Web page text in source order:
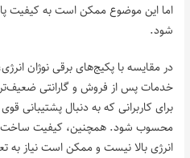
اما این موضوع ممکن است به کیفیت
شود.
در مقایسه با پکیج‌های برقی نوژان
خدمات پس از فروش و گارانتی
برای کاربرانی که به دنبال
محسوب شود. همچنین، کیفیت ساخت
انرژی بالا نیست و ممکن است نیاز به